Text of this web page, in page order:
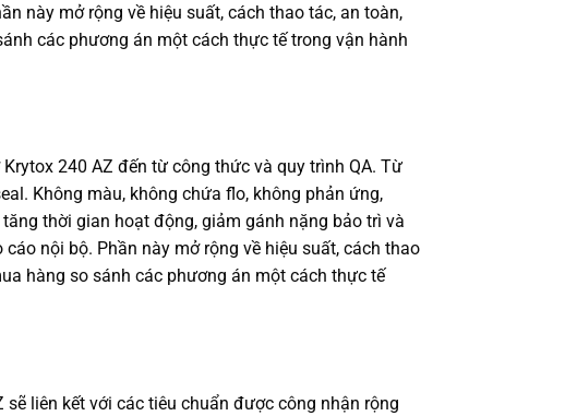
này mở rộng về hiệu suất, cách thao tác, an toàn,
các phương án một cách thực tế trong vận hành
240 AZ đến từ công thức và quy trình QA. Từ
Không màu, không chứa flo, không phản ứng,
thời gian hoạt động, giảm gánh nặng bảo trì và
nội bộ. Phần này mở rộng về hiệu suất, cách thao
hàng so sánh các phương án một cách thực tế
liên kết với các tiêu chuẩn được công nhận rộng